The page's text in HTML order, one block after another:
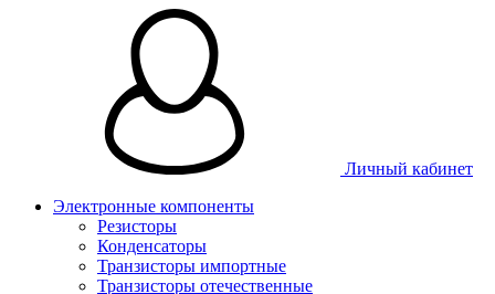
Личный кабинет
Электронные компоненты
Резисторы
Конденсаторы
Транзисторы импортные
Транзисторы отечественные